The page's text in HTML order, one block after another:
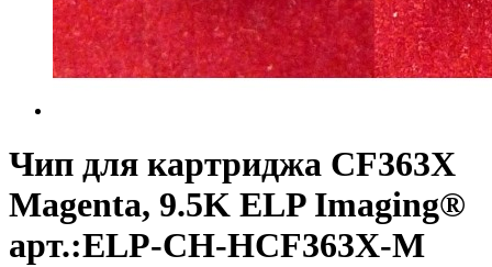
Чип для картриджа CF363X
Magenta, 9.5K ELP Imaging®
арт.:ELP-CH-HCF363X-M